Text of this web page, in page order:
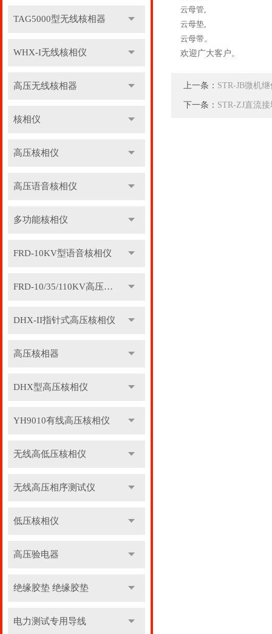
TAG5000型无线核相器
WHX-I无线核相仪
高压无线核相器
核相仪
高压核相仪
高压语音核相仪
多功能核相仪
FRD-10KV型语音核相仪
FRD-10/35/110KV高压语音核相器
DHX-II指针式高压核相仪
高压核相器
DHX型高压核相仪
YH9010有线高压核相仪
无线高低压核相仪
无线高压相序测试仪
低压核相仪
高压验电器
绝缘胶垫 绝缘胶垫
电力测试专用导线
云母管,
云母垫,
云母带。
欢迎广大客户。
上一条： STR-JB微机
下一条： STR-ZJ直流